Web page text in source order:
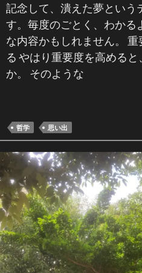
記念して、潰えた夢という
す。毎度のごとく、わかる
な内容かもしれません。
る やはり重要度を高める
か。 そのような
哲学 思い出